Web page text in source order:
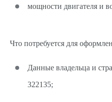
мощности двигателя и
Что потребуется для
Данные владельца и
322135;